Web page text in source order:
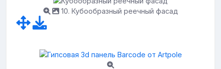
10. Кубообразный реечный фасад